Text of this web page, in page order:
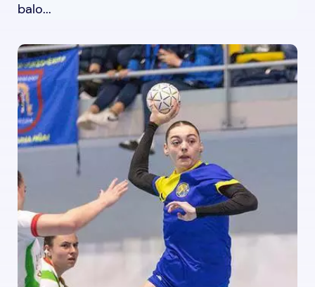
balo...